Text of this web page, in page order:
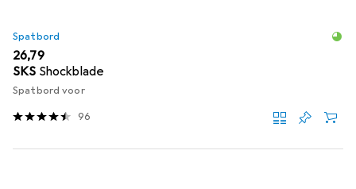
Spatbord
EUR
26,79
SKS Shockblade
Spatbord voor
96